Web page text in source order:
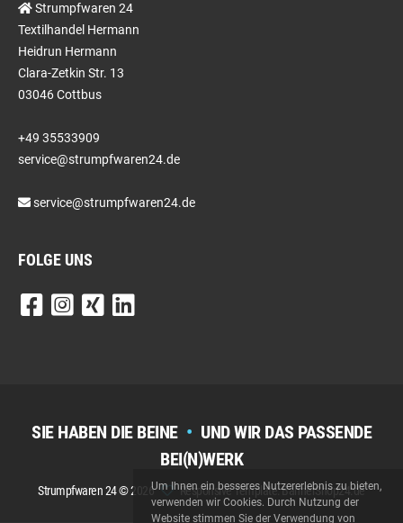
Strumpfwaren 24
Textilhandel Hermann
Heidrun Hermann
Clara-Zetkin Str. 13
03046 Cottbus
+49 35533909
service@strumpfwaren24.de
service@strumpfwaren24.de
FOLGE UNS
SIE HABEN DIE BEINE • UND WIR DAS PASSENDE
BEI(N)WERK
Strumpfwaren 24 © 2026 Responsive Template: BannerShop24.de
Um Ihnen ein besseres Nutzererlebnis zu bieten,
verwenden wir Cookies. Durch Nutzung der
Website stimmen Sie der Verwendung von